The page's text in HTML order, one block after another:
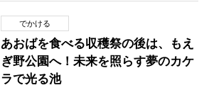
でかける
あおばを食べる収穫祭の後は、もえ
ぎ野公園へ！未来を照らす夢のカケ
ラで光る池